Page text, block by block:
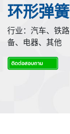
环形弹簧
行业：汽车、铁
备、电器、其他